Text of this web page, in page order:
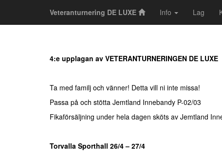
Veteranturnering DE LUXE Info Lag
4:e upplagan av VETERANTURNERINGEN DE LUXE
Ta med familj och vänner! Detta vill ni inte missa!
Passa på och stötta Jemtland Innebandy P-02/03
Fikaförsäljning under hela dagen sköts av Jemtland
Torvalla Sporthall 26/4 – 27/4